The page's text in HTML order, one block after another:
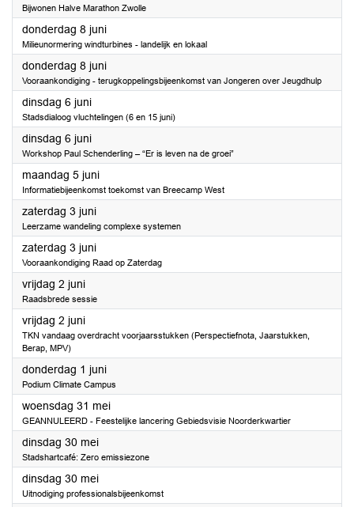
Bijwonen Halve Marathon Zwolle
donderdag 8 juni2023
Milieunormering windturbines - landelijk en lokaal
donderdag 8 juni2023
Vooraankondiging - terugkoppelingsbijeenkomst van Jongeren over Jeugdhulp
dinsdag 6 juni2023
Stadsdialoog vluchtelingen (6 en 15 juni)
dinsdag 6 juni2023
Workshop Paul Schenderling – “Er is leven na de groei”
maandag 5 juni2023
Informatiebijeenkomst toekomst van Breecamp West
zaterdag 3 juni2023
Leerzame wandeling complexe systemen
zaterdag 3 juni2023
Vooraankondiging Raad op Zaterdag
vrijdag 2 juni2023
Raadsbrede sessie
vrijdag 2 juni2023
TKN vandaag overdracht voorjaarsstukken (Perspectiefnota, Jaarstukken,
Berap, MPV)
donderdag 1 juni2023
Podium Climate Campus
woensdag 31 mei2023
GEANNULEERD - Feestelijke lancering Gebiedsvisie Noorderkwartier
dinsdag 30 mei2023
Stadshartcafé: Zero emissiezone
dinsdag 30 mei2023
Uitnodiging professionalsbijeenkomst